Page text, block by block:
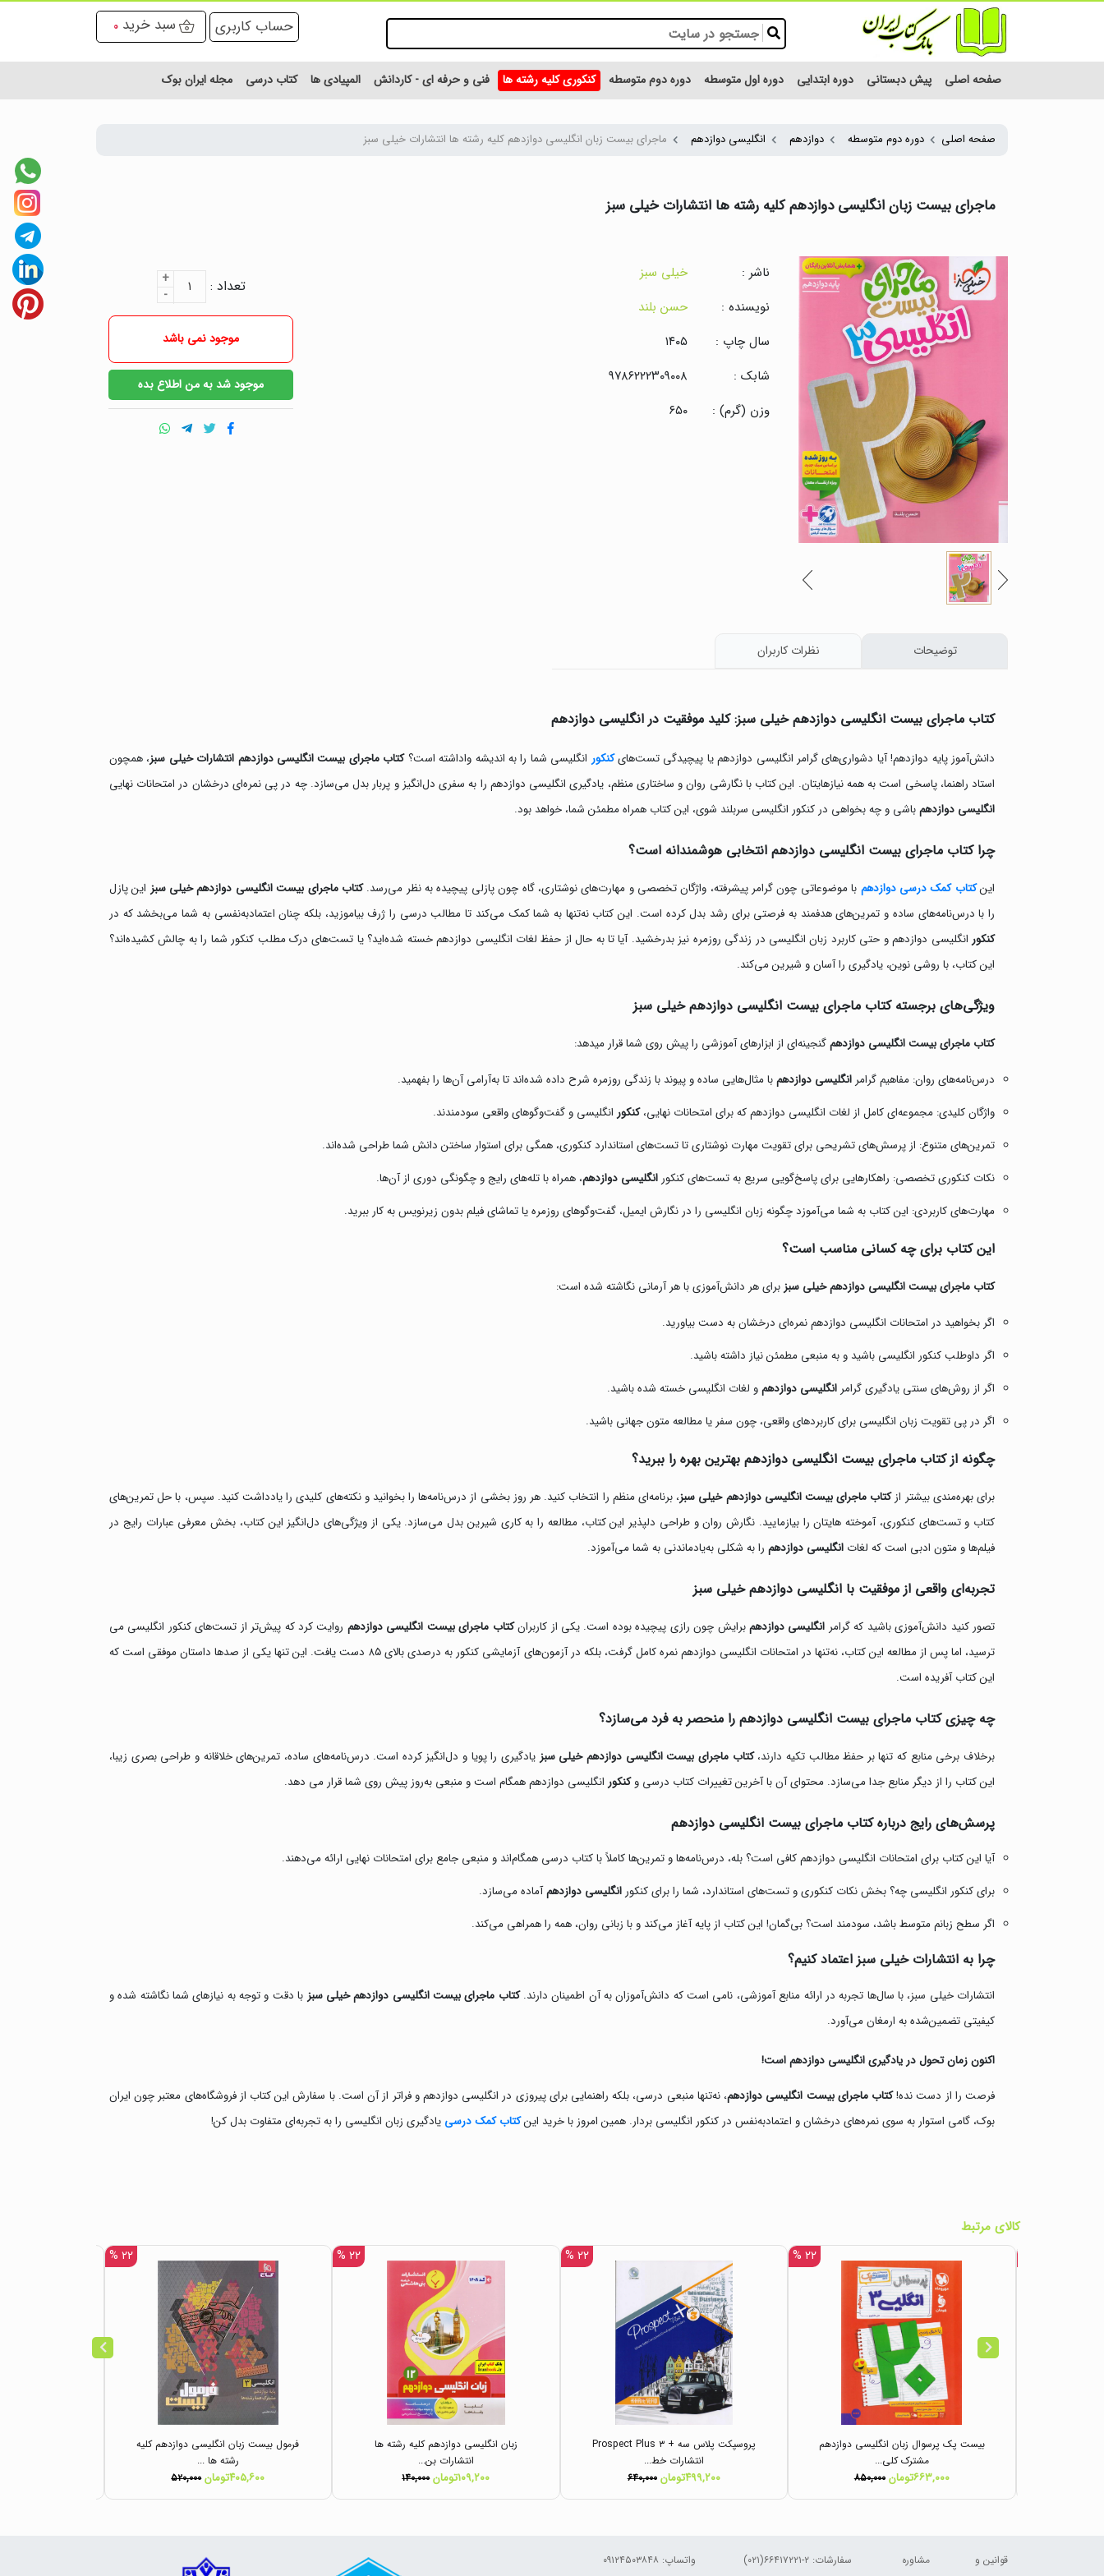
حساب کاربری سبد خرید 0
صفحه اصلی پیش دبستانی دوره ابتدایی دوره اول متوسطه دوره دوم متوسطه کنکوری کلیه رشته ها فنی و حرفه ای - کاردانش المپیادی ها کتاب درسی مجله ایران بوک
صفحه اصلی دوره دوم متوسطه دوازدهم انگلیسی دوازدهم ماجرای بیست زبان انگلیسی دوازدهم کلیه رشته ها انتشارات خیلی سبز
ماجرای بیست زبان انگلیسی دوازدهم کلیه رشته ها انتشارات خیلی سبز
ناشر : خیلی سبز
نویسنده : حسن بلند
سال چاپ : ۱۴۰۵
شابک : ۹۷۸۶۲۲۲۳۰۹۰۰۸
وزن (گرم) : ۶۵۰
تعداد : ۱
+
-
موجود نمی باشد
موجود شد به من اطلاع بده
توضیحات نظرات کاربران
کتاب ماجرای بیست انگلیسی دوازدهم خیلی سبز: کلید موفقیت در انگلیسی دوازدهم
دانش‌آموز پایه دوازدهم! آیا دشواری‌های گرامر انگلیسی دوازدهم یا پیچیدگی تست‌هایکنکور انگلیسی شما را به اندیشه واداشته است؟کتاب ماجرای بیست انگلیسی دوازدهم انتشارات خیلی سبز، همچون
استاد راهنما، پاسخی است به همه نیازهایتان. این کتاب با نگارشی روان و ساختاری منظم، یادگیری انگلیسی دوازدهم را به سفری دل‌انگیز و پربار بدل می‌سازد. چه در پی نمره‌ای درخشان در امتحانات نهایی
انگلیسی دوازدهم باشی و چه بخواهی در کنکور انگلیسی سربلند شوی، این کتاب همراه مطمئن شما، خواهد بود.
چرا کتاب ماجرای بیست انگلیسی دوازدهم انتخابی هوشمندانه است؟
اینکتاب کمک درسی دوازدهم با موضوعاتی چون گرامر پیشرفته، واژگان تخصصی و مهارت‌های نوشتاری، گاه چون پازلی پیچیده به نظر می‌رسد.کتاب ماجرای بیست انگلیسی دوازدهم خیلی سبز این پازل
را با درس‌نامه‌های ساده و تمرین‌های هدفمند به فرصتی برای رشد بدل کرده است. این کتاب نه‌تنها به شما کمک می‌کند تا مطالب درسی را ژرف بیاموزید، بلکه چنان اعتمادبه‌نفسی به شما می‌بخشد که در
کنکور انگلیسی دوازدهم و حتی کاربرد زبان انگلیسی در زندگی روزمره نیز بدرخشید. آیا تا به حال از حفظ لغات انگلیسی دوازدهم خسته شده‌اید؟ یا تست‌های درک مطلب کنکور شما را به چالش کشیده‌اند؟
این کتاب، با روشی نوین، یادگیری را آسان و شیرین می‌کند.
ویژگی‌های برجسته کتاب ماجرای بیست انگلیسی دوازدهم خیلی سبز
کتاب ماجرای بیست انگلیسی دوازدهم گنجینه‌ای از ابزارهای آموزشی را پیش روی شما قرار میدهد:
درس‌نامه‌های روان: مفاهیم گرامر انگلیسی دوازدهم با مثال‌هایی ساده و پیوند با زندگی روزمره شرح داده شده‌اند تا به‌آرامی آن‌ها را بفهمید.
واژگان کلیدی: مجموعه‌ای کامل از لغات انگلیسی دوازدهم که برای امتحانات نهایی،کنکور انگلیسی و گفت‌وگوهای واقعی سودمندند.
تمرین‌های متنوع: از پرسش‌های تشریحی برای تقویت مهارت نوشتاری تا تست‌های استاندارد کنکوری، همگی برای استوار ساختن دانش شما طراحی شده‌اند.
نکات کنکوری تخصصی: راهکارهایی برای پاسخ‌گویی سریع به تست‌های کنکور انگلیسی دوازدهم، همراه با تله‌های رایج و چگونگی دوری از آن‌ها.
مهارت‌های کاربردی: این کتاب به شما می‌آموزد چگونه زبان انگلیسی را در نگارش ایمیل، گفت‌وگوهای روزمره یا تماشای فیلم بدون زیرنویس به کار ببرید.
این کتاب برای چه کسانی مناسب است؟
کتاب ماجرای بیست انگلیسی دوازدهم خیلی سبز برای هر دانش‌آموزی با هر آرمانی نگاشته شده است:
اگر بخواهید در امتحانات انگلیسی دوازدهم نمره‌ای درخشان به دست بیاورید.
اگر داوطلب کنکور انگلیسی باشید و به منبعی مطمئن نیاز داشته باشید.
اگر از روش‌های سنتی یادگیری گرامر انگلیسی دوازدهم و لغات انگلیسی خسته شده باشید.
اگر در پی تقویت زبان انگلیسی برای کاربردهای واقعی، چون سفر یا مطالعه متون جهانی باشید.
چگونه از کتاب ماجرای بیست انگلیسی دوازدهم بهترین بهره را ببرید؟
برای بهره‌مندی بیشتر ازکتاب ماجرای بیست انگلیسی دوازدهم خیلی سبز، برنامه‌ای منظم را انتخاب کنید. هر روز بخشی از درس‌نامه‌ها را بخوانید و نکته‌های کلیدی را یادداشت کنید. سپس، با حل تمرین‌های
کتاب و تست‌های کنکوری، آموخته هایتان را بیازمایید. نگارش روان و طراحی دلپذیر این کتاب، مطالعه را به کاری شیرین بدل می‌سازد. یکی از ویژگی‌های دل‌انگیز این کتاب، بخش معرفی عبارات رایج در
فیلم‌ها و متون ادبی است که لغات انگلیسی دوازدهم را به شکلی به‌یادماندنی به شما می‌آموزد.
تجربه‌ای واقعی از موفقیت با انگلیسی دوازدهم خیلی سبز
تصور کنید دانش‌آموزی باشید که گرامر انگلیسی دوازدهم برایش چون رازی پیچیده بوده است. یکی از کاربرانکتاب ماجرای بیست انگلیسی دوازدهم روایت کرد که پیش‌تر از تست‌های کنکور انگلیسی می
ترسید، اما پس از مطالعه این کتاب، نه‌تنها در امتحانات انگلیسی دوازدهم نمره کامل گرفت، بلکه در آزمون‌های آزمایشی کنکور به درصدی بالای ۸۵ دست یافت. این تنها یکی از صدها داستان موفقی است که
این کتاب آفریده است.
چه چیزی کتاب ماجرای بیست انگلیسی دوازدهم را منحصر به فرد می‌سازد؟
برخلاف برخی منابع که تنها بر حفظ مطالب تکیه دارند، کتاب ماجرای بیست انگلیسی دوازدهم خیلی سبز یادگیری را پویا و دل‌انگیز کرده است. درس‌نامه‌های ساده، تمرین‌های خلاقانه و طراحی بصری زیبا،
این کتاب را از دیگر منابع جدا می‌سازد. محتوای آن با آخرین تغییرات کتاب درسی وکنکور انگلیسی دوازدهم همگام است و منبعی به‌روز پیش روی شما قرار می دهد.
پرسش‌های رایج درباره کتاب ماجرای بیست انگلیسی دوازدهم
آیا این کتاب برای امتحانات انگلیسی دوازدهم کافی است؟ بله، درس‌نامه‌ها و تمرین‌ها کاملاً با کتاب درسی همگام‌اند و منبعی جامع برای امتحانات نهایی ارائه می‌دهند.
برای کنکور انگلیسی چه؟ بخش نکات کنکوری و تست‌های استاندارد، شما را برای کنکور انگلیسی دوازدهمآماده می‌سازد.
اگر سطح زبانم متوسط باشد، سودمند است؟ بی‌گمان! این کتاب از پایه آغاز می‌کند و با زبانی روان، همه را همراهی می‌کند.
چرا به انتشارات خیلی سبز اعتماد کنیم؟
انتشارات خیلی سبز، با سال‌ها تجربه در ارائه منابع آموزشی، نامی است که دانش‌آموزان به آن اطمینان دارند.کتاب ماجرای بیست انگلیسی دوازدهم خیلی سبز با دقت و توجه به نیازهای شما نگاشته شده و
کیفیتی تضمین‌شده به ارمغان می‌آورد.
اکنون زمان تحول در یادگیری انگلیسی دوازدهم است!
فرصت را از دست نده!کتاب ماجرای بیست انگلیسی دوازدهم، نه‌تنها منبعی درسی، بلکه راهنمایی برای پیروزی در انگلیسی دوازدهم و فراتر از آن است. با سفارش این کتاب از فروشگاه‌های معتبر چون ایران
بوک، گامی استوار به سوی نمره‌های درخشان و اعتمادبه‌نفس در کنکور انگلیسی بردار. همین امروز با خرید اینکتاب کمک درسی یادگیری زبان انگلیسی را به تجربه‌ای متفاوت بدل کن!
کالای مرتبط
۲۲ %
بیست پک پرسوال زبان انگلیسی دوازدهم
مشترک کلی...
۶۶۳,۰۰۰تومان ۸۵۰,۰۰۰
۲۲ %
پروسپکت پلاس سه + Prospect Plus ۳
انتشارات خط...
۴۹۹,۲۰۰تومان ۶۴۰,۰۰۰
۲۲ %
زبان انگلیسی دوازدهم کلیه رشته ها
انتشارات بن...
۱۰۹,۲۰۰تومان ۱۴۰,۰۰۰
۲۲ %
فرمول بیست زبان انگلیسی دوازدهم کلیه
رشته ها ...
۴۰۵,۶۰۰تومان ۵۲۰,۰۰۰
قوانین و مشاوره سفارشات: ۲-۶۶۴۱۷۲۲۱(۰۲۱) واتساپ: ۰۹۱۲۴۵۰۳۸۴۸